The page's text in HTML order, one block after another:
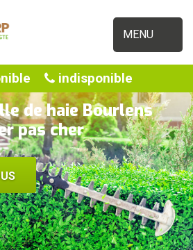
MENU
indisponible
de haie Bourlens
pas cher